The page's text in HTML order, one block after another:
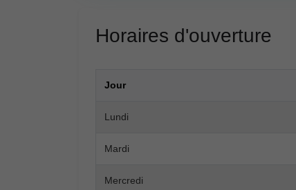
Horaires d'ouverture
Jour
Lundi
Mardi
Mercredi